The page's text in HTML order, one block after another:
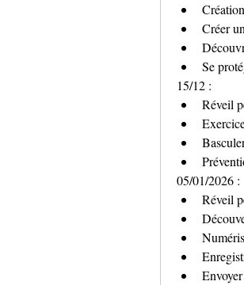
Créer
Se
15/12 :
Réveil
05/01/2026 :
Réveil